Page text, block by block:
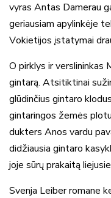
vyras Antas Damerau
geriausiam apylinkėje
Vokietijos įstatymai
O pirklys ir verslininkas
gintarą. Atsitiktinai
glūdinčius gintaro
gintaringos žemės
dukters Anos vardu
didžiausia gintaro
joje sūrų prakaitą
Svenja Leiber romane